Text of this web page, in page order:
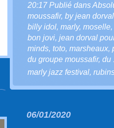
20:17 Publié dans
moussafir, by jean
billy idol, marly, moselle,
bon jovi, jean dorval
minds, toto, marsheaux,
du groupe moussafir, du
marly jazz festival,
06/01/2020